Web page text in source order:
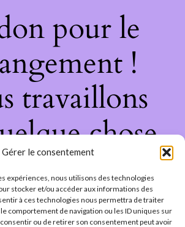
Gérer le consentement
expériences, nous utilisons des technologies
stocker et/ou accéder aux informations des
à ces technologies nous permettra de traiter
comportement de navigation ou les ID uniques sur
consentir ou de retirer son consentement peut avoir
pour le
!
travaillons
chose
–
bientôt !